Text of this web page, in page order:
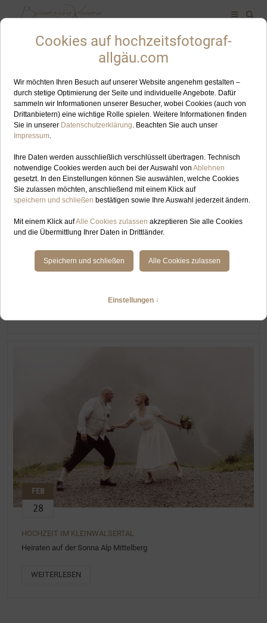
ALLES ZUM SCHLAGWORT: HIRSCHEGG
FEB
HEIRATEN IM KLEINWALSERTAL
FEB
28
HOCHZEIT IM KLEINWALSERTAL
Heiraten auf der Sonna Alp Mittelberg
WEITERLESEN